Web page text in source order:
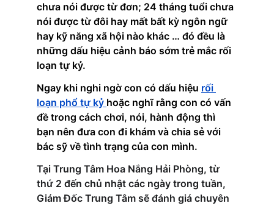
chưa nói được từ đơn; 24 tháng tuổi chưa
nói được từ đôi hay mất bất kỳ ngôn ngữ
hay kỹ năng xã hội nào khác … đó đều là
những dấu hiệu cảnh báo sớm trẻ mắc rối
loạn tự kỷ.
Ngay khi nghi ngờ con có dấu hiệu rối
loạn phổ tự kỷ hoặc nghĩ rằng con có vấn
đề trong cách chơi, nói, hành động thì
bạn nên đưa con đi khám và chia sẻ với
bác sỹ về tình trạng của con mình.
Tại Trung Tâm Hoa Nắng Hải Phòng, từ
thứ 2 đến chủ nhật các ngày trong tuần,
Giám Đốc Trung Tâm sẽ đánh giá chuyên